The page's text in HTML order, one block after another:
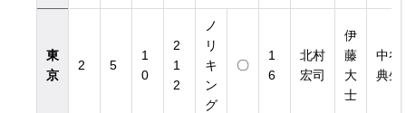
東
京
2 5
1
0
2
1
2
ノ
リ
キ
ン
グ
〇
1
6
北村
宏司
伊
藤
大
士
中谷
典生